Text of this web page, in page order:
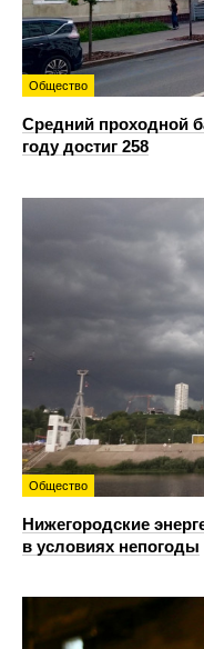
Общество
Средний проходной
году достиг 258
Общество
Нижегородские
в условиях непогоды